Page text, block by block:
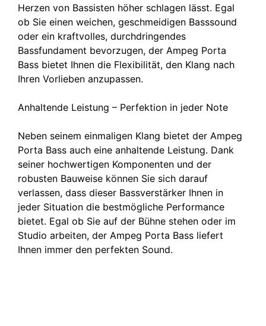
Herzen von Bassisten höher schlagen lässt. Egal
ob Sie einen weichen, geschmeidigen Basssound
oder ein kraftvolles, durchdringendes
Bassfundament bevorzugen, der Ampeg Porta
Bass bietet Ihnen die Flexibilität, den Klang nach
Ihren Vorlieben anzupassen.
Anhaltende Leistung – Perfektion in jeder Note
Neben seinem einmaligen Klang bietet der Ampeg
Porta Bass auch eine anhaltende Leistung. Dank
seiner hochwertigen Komponenten und der
robusten Bauweise können Sie sich darauf
verlassen, dass dieser Bassverstärker Ihnen in
jeder Situation die bestmögliche Performance
bietet. Egal ob Sie auf der Bühne stehen oder im
Studio arbeiten, der Ampeg Porta Bass liefert
Ihnen immer den perfekten Sound.